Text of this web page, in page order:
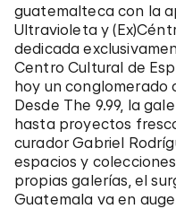
guatemalteca con la
Ultravioleta y
dedicada
Centro Cultural de
hoy un
Desde The 9.99, la
hasta proyectos
curador Gabriel
espacios y
propias galerías, el
Guatemala va en